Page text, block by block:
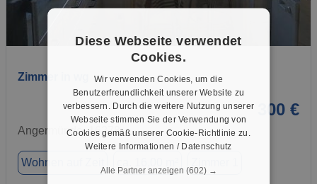
Zimmer in wg
300 €
Angermünde, 16278
Wohnen auf Zeit
Diese Webseite verwendet
Cookies.
Wir verwenden Cookies, um die
Benutzerfreundlichkeit unserer Website zu
verbessern. Durch die weitere Nutzung unserer
Webseite stimmen Sie der Verwendung von
Cookies gemäß unserer Cookie-Richtlinie zu.
Weitere Informationen / Datenschutz
Alle Partner anzeigen (602) →